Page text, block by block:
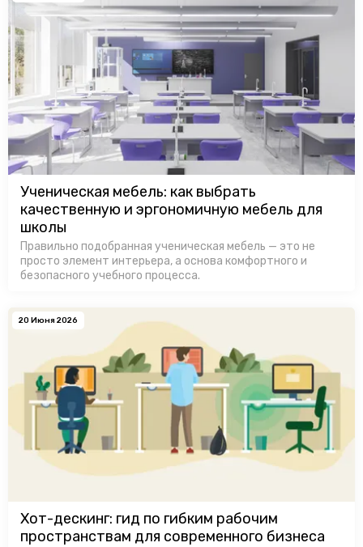
Ученическая мебель: как выбрать
качественную и эргономичную мебель для
школы
Правильно подобранная ученическая мебель — это не
просто элемент интерьера, а основа комфортного и
безопасного учебного процесса.
20 Июня 2026
Хот-дескинг: гид по гибким рабочим
пространствам для современного бизнеса